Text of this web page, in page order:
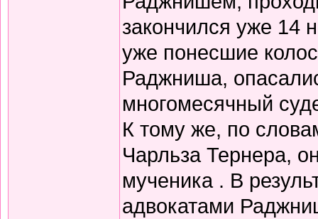
закончился уже 14
уже понесшие
Раджниша,
многомесячный
К тому же, по
Чарльза Тернера,
мученика . В
адвокатами